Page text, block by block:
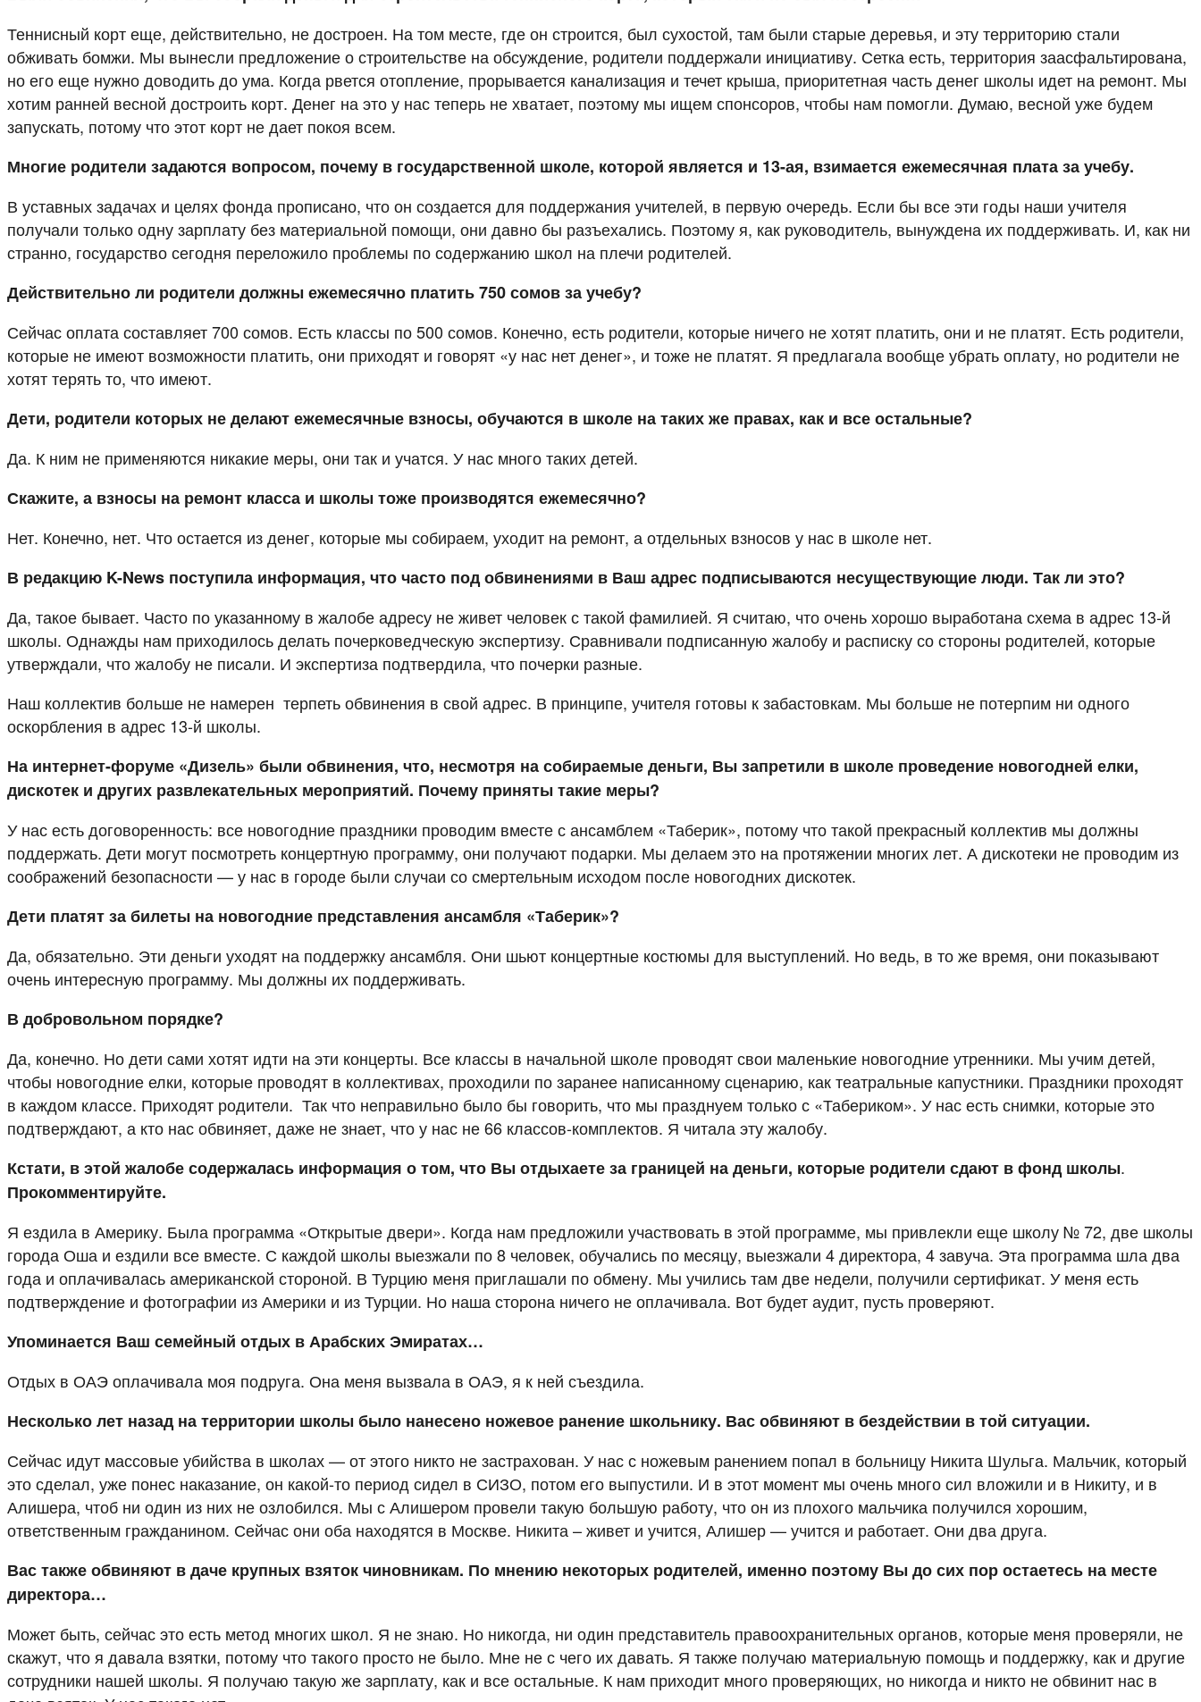
Теннисный корт еще, действительно, не достроен. На том месте, где он строится, был сухостой, там были старые деревья, и эту территорию стали
обживать бомжи. Мы вынесли предложение о строительстве на обсуждение, родители поддержали инициативу. Сетка есть, территория заасфальтирована,
но его еще нужно доводить до ума. Когда рвется отопление, прорывается канализация и течет крыша, приоритетная часть денег школы идет на ремонт. Мы
хотим ранней весной достроить корт. Денег на это у нас теперь не хватает, поэтому мы ищем спонсоров, чтобы нам помогли. Думаю, весной уже будем
запускать, потому что этот корт не дает покоя всем.
Многие родители задаются вопросом, почему в государственной школе, которой является и 13-ая, взимается ежемесячная плата за учебу.
В уставных задачах и целях фонда прописано, что он создается для поддержания учителей, в первую очередь. Если бы все эти годы наши учителя
получали только одну зарплату без материальной помощи, они давно бы разъехались. Поэтому я, как руководитель, вынуждена их поддерживать. И, как ни
странно, государство сегодня переложило проблемы по содержанию школ на плечи родителей.
Действительно ли родители должны ежемесячно платить 750 сомов за учебу?
Сейчас оплата составляет 700 сомов. Есть классы по 500 сомов. Конечно, есть родители, которые ничего не хотят платить, они и не платят. Есть родители,
которые не имеют возможности платить, они приходят и говорят «у нас нет денег», и тоже не платят. Я предлагала вообще убрать оплату, но родители не
хотят терять то, что имеют.
Дети, родители которых не делают ежемесячные взносы, обучаются в школе на таких же правах, как и все остальные?
Да. К ним не применяются никакие меры, они так и учатся. У нас много таких детей.
Скажите, а взносы на ремонт класса и школы тоже производятся ежемесячно?
Нет. Конечно, нет. Что остается из денег, которые мы собираем, уходит на ремонт, а отдельных взносов у нас в школе нет.
В редакцию K-News поступила информация, что часто под обвинениями в Ваш адрес подписываются несуществующие люди. Так ли это?
Да, такое бывает. Часто по указанному в жалобе адресу не живет человек с такой фамилией. Я считаю, что очень хорошо выработана схема в адрес 13-й
школы. Однажды нам приходилось делать почерковедческую экспертизу. Сравнивали подписанную жалобу и расписку со стороны родителей, которые
утверждали, что жалобу не писали. И экспертиза подтвердила, что почерки разные.
Наш коллектив больше не намерен терпеть обвинения в свой адрес. В принципе, учителя готовы к забастовкам. Мы больше не потерпим ни одного
оскорбления в адрес 13-й школы.
На интернет-форуме «Дизель» были обвинения, что, несмотря на собираемые деньги, Вы запретили в школе проведение новогодней елки,
дискотек и других развлекательных мероприятий. Почему приняты такие меры?
У нас есть договоренность: все новогодние праздники проводим вместе с ансамблем «Таберик», потому что такой прекрасный коллектив мы должны
поддержать. Дети могут посмотреть концертную программу, они получают подарки. Мы делаем это на протяжении многих лет. А дискотеки не проводим из
соображений безопасности — у нас в городе были случаи со смертельным исходом после новогодних дискотек.
Дети платят за билеты на новогодние представления ансамбля «Таберик»?
Да, обязательно. Эти деньги уходят на поддержку ансамбля. Они шьют концертные костюмы для выступлений. Но ведь, в то же время, они показывают
очень интересную программу. Мы должны их поддерживать.
В добровольном порядке?
Да, конечно. Но дети сами хотят идти на эти концерты. Все классы в начальной школе проводят свои маленькие новогодние утренники. Мы учим детей,
чтобы новогодние елки, которые проводят в коллективах, проходили по заранее написанному сценарию, как театральные капустники. Праздники проходят
в каждом классе. Приходят родители. Так что неправильно было бы говорить, что мы празднуем только с «Табериком». У нас есть снимки, которые это
подтверждают, а кто нас обвиняет, даже не знает, что у нас не 66 классов-комплектов. Я читала эту жалобу.
Кстати, в этой жалобе содержалась информация о том, что Вы отдыхаете за границей на деньги, которые родители сдают в фонд школы.
Прокомментируйте.
Я ездила в Америку. Была программа «Открытые двери». Когда нам предложили участвовать в этой программе, мы привлекли еще школу № 72, две школы
города Оша и ездили все вместе. С каждой школы выезжали по 8 человек, обучались по месяцу, выезжали 4 директора, 4 завуча. Эта программа шла два
года и оплачивалась американской стороной. В Турцию меня приглашали по обмену. Мы учились там две недели, получили сертификат. У меня есть
подтверждение и фотографии из Америки и из Турции. Но наша сторона ничего не оплачивала. Вот будет аудит, пусть проверяют.
Упоминается Ваш семейный отдых в Арабских Эмиратах…
Отдых в ОАЭ оплачивала моя подруга. Она меня вызвала в ОАЭ, я к ней съездила.
Несколько лет назад на территории школы было нанесено ножевое ранение школьнику. Вас обвиняют в бездействии в той ситуации.
Сейчас идут массовые убийства в школах — от этого никто не застрахован. У нас с ножевым ранением попал в больницу Никита Шульга. Мальчик, который
это сделал, уже понес наказание, он какой-то период сидел в СИЗО, потом его выпустили. И в этот момент мы очень много сил вложили и в Никиту, и в
Алишера, чтоб ни один из них не озлобился. Мы с Алишером провели такую большую работу, что он из плохого мальчика получился хорошим,
ответственным гражданином. Сейчас они оба находятся в Москве. Никита – живет и учится, Алишер — учится и работает. Они два друга.
Вас также обвиняют в даче крупных взяток чиновникам. По мнению некоторых родителей, именно поэтому Вы до сих пор остаетесь на месте
директора…
Может быть, сейчас это есть метод многих школ. Я не знаю. Но никогда, ни один представитель правоохранительных органов, которые меня проверяли, не
скажут, что я давала взятки, потому что такого просто не было. Мне не с чего их давать. Я также получаю материальную помощь и поддержку, как и другие
сотрудники нашей школы. Я получаю такую же зарплату, как и все остальные. К нам приходит много проверяющих, но никогда и никто не обвинит нас в